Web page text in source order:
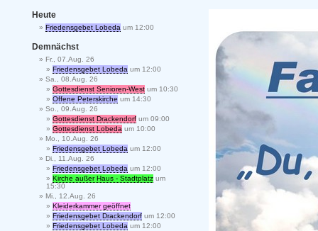
Heute
Friedensgebet Lobeda um 12:00
Demnächst
Fr., 07.Aug. 26
Friedensgebet Lobeda um 12:00
Sa., 08.Aug. 26
Gottesdienst Senioren-West um 10:30
Offene Peterskirche um 14:30
So., 09.Aug. 26
Gottesdienst Drackendorf um 09:00
Gottesdienst Lobeda um 10:00
Mo., 10.Aug. 26
Friedensgebet Lobeda um 12:00
Di., 11.Aug. 26
Friedensgebet Lobeda um 12:00
Kirche außer Haus - Stadtplatz um
15:30
Mi., 12.Aug. 26
Kleiderkammer geöffnet
Friedensgebet Drackendorf um 12:00
Friedensgebet Lobeda um 12:00